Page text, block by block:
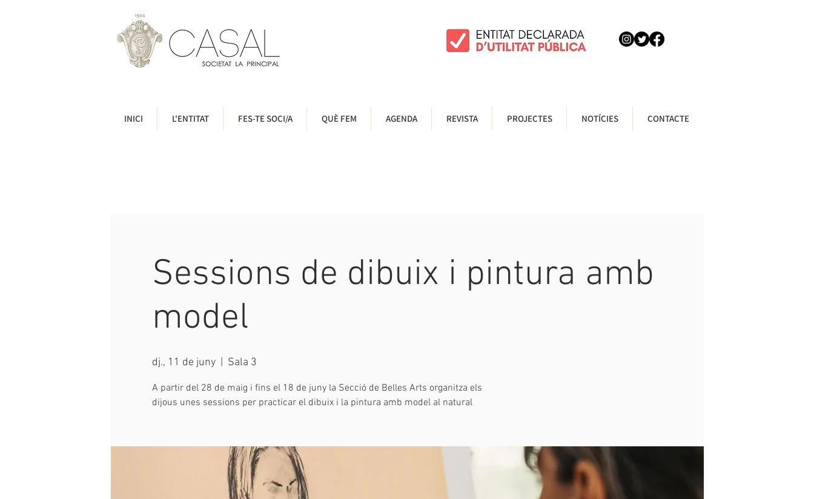
INICI L'ENTITAT FES-TE SOCI/A QUÈ FEM AGENDA REVISTA PROJECTES NOTÍCIES CONTACTE
Sessions de dibuix i pintura amb
model
dj., 11 de juny
  |
Sala 3
A partir del 28 de maig i fins el 18 de juny la Secció de Belles Arts organitza els
dijous unes sessions per practicar el dibuix i la pintura amb model al natural